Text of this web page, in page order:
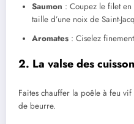
Saumon : Coupez le filet en
taille d’une noix de Saint-
Aromates : Ciselez
2. La valse des
Faites chauffer la poêle à feu vif
de beurre.